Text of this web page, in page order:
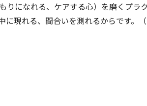
になれる、ケアする心）を磨くプラ
現れる、間合いを測れるからです。（